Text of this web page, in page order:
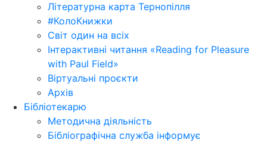
Літературна карта Тернопілля
#КолоКнижки
Світ один на всіх
Інтерактивні читання «Reading for Pleasure
with Paul Field»
Віртуальні проєкти
Архів
Бібліотекарю
Методична діяльність
Бібліографічна служба інформує